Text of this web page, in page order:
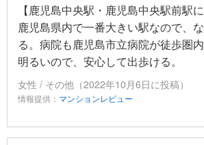
【鹿児島中央駅・鹿児島中央駅前駅
鹿児島県内で一番大きい駅なので、
る。病院も鹿児島市立病院が徒歩圏
明るいので、安心して出歩ける。
女性 / その他（2022年10月6日に投稿）
情報提供： マンションレビュー